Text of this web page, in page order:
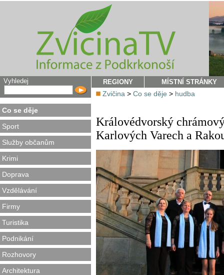
Vyhledej
Co se děje
Sport
Služby občanům
Krimi
Doprava
Vzdělávání
Firmy
Turistika
Podnikání
Rozhovory
Architektura
REGIONY MÍSTNÍ STRÁNKY
Zvičina > Co se děje > hudba
Královédvorský
Karlových Varech a